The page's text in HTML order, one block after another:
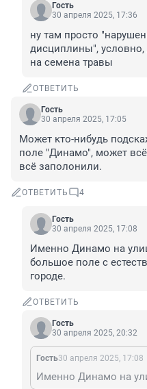
Гость
30 апреля 2025, 17:36
ну там просто
дисциплины", условно,
на семена травы
ОТВЕТИТЬ
Гость
30 апреля 2025, 17:05
Может кто-нибудь
поле "Динамо", может
всё заполонили.
ОТВЕТИТЬ 4
Гость
30 апреля 2025, 17:08
Именно Динамо на
большое поле с
городе.
ОТВЕТИТЬ
Гость
30 апреля 2025, 20:32
Гость30 апреля 2025, 17:08